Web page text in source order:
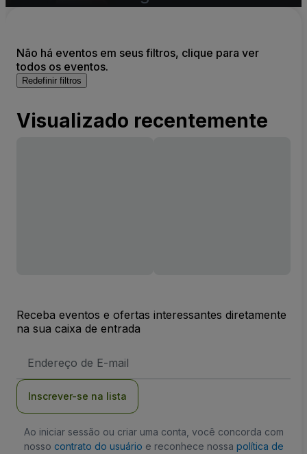
Não há eventos em seus filtros, clique para ver
todos os eventos.
Redefinir filtros
Visualizado recentemente
Receba eventos e ofertas interessantes diretamente
na sua caixa de entrada
de
Inscrever-se na lista
Ao iniciar sessão ou criar uma conta, você concorda com
nosso contrato do usuário e reconhece nossa política de